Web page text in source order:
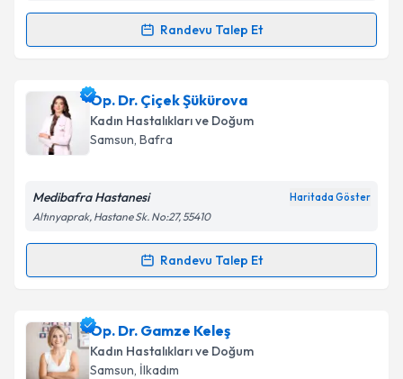
Takvim Talebini Gönder
Randevu Talep Et
Randevu Takvimi Talebi
Op. Dr. Özge Deniz Ünyeliiçin randevu takvimi
talebi oluşturun. Size bu uzmandan randevu almanız
için bir takvim hazırlandığında e-posta ile
bilgilendireceğiz.
E-posta Adresiniz
Kişisel verilerimin işlenmesine ilişkinAydınlatma
kapsamda işlenmesini kabul ediyorum.
Takvim Talebini Gönder
Op. Dr. Çiçek Şükürova
Kadın Hastalıkları ve Doğum
Samsun, Bafra
Medibafra Hastanesi Haritada Göster
Altınyaprak, Hastane Sk. No:27, 55410
Randevu Talep Et
Randevu Takvimi Talebi
Op. Dr. Çiçek Şükürovaiçin randevu takvimi talebi
oluşturun. Size bu uzmandan randevu almanız için bir
takvim hazırlandığında e-posta ile bilgilendireceğiz.
Op. Dr. Gamze Keleş
Kadın Hastalıkları ve Doğum
Samsun, İlkadım